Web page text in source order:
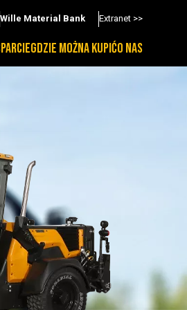
Wille Material Bank Extranet >>
GDZIE MOŻNA KUPIĆO NAS